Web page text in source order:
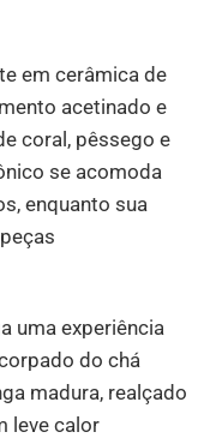
em cerâmica de
acetinado e
coral, pêssego e
se acomoda
enquanto sua
uma experiência
do chá
madura, realçado
leve calor